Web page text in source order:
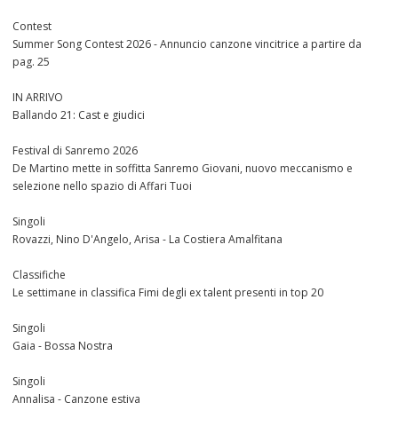
Contest
Summer Song Contest 2026 - Annuncio canzone vincitrice a partire da
pag. 25
IN ARRIVO
Ballando 21: Cast e giudici
Festival di Sanremo 2026
De Martino mette in soffitta Sanremo Giovani, nuovo meccanismo e
selezione nello spazio di Affari Tuoi
Singoli
Rovazzi, Nino D'Angelo, Arisa - La Costiera Amalfitana
Classifiche
Le settimane in classifica Fimi degli ex talent presenti in top 20
Singoli
Gaia - Bossa Nostra
Singoli
Annalisa - Canzone estiva